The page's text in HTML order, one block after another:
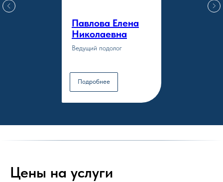
Павлова Елена
Николаевна
Ведущий подолог
Подробнее
Цены на услуги